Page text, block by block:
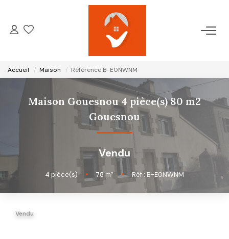
ACCUEIL
NOTRE AGENCE
VENTES
GESTION LOCATIVE
Accueil Maison Référence B-E0NWNM
Maison Gouesnou 4 pièce(s) 80 m2
Gouesnou
Vendu
4 pièce(s) • 78 m² • Réf : B-E0NWNM
Vendu